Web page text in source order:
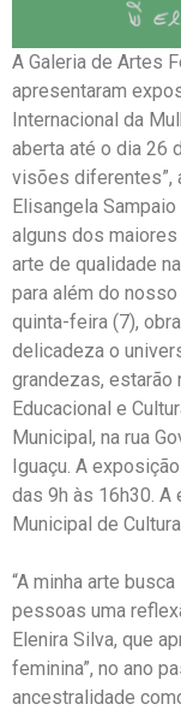
A Galeria de Artes
apresentaram
Internacional da
aberta até o dia 26
visões diferentes”,
Elisangela
alguns dos
arte de qualidade
para além do
quinta-feira (7),
delicadeza o
grandezas, estarão
Educacional e
Municipal, na rua
Iguaçu. A
das 9h às 16h30. A
Municipal de Cultura.
“A minha arte
pessoas uma
Elenira Silva, que
feminina”, no ano
ancestralidade